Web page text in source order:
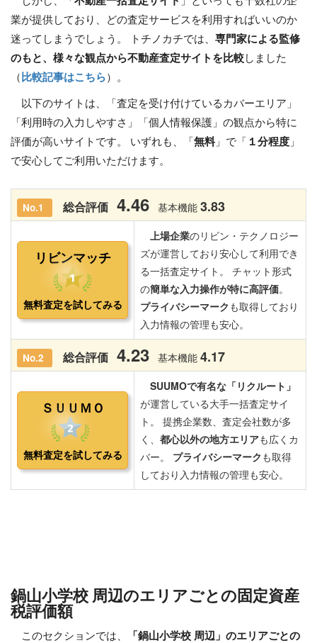
業が提供しており、どの査定サービスを利用すればいいのか
迷ってしまうでしょう。 トチノカチでは、 専門家による監修
のもと、様々な観点から不動産査定サイトを比較 しました
（ 比較記事はこちら ）。
以下のサイトは、「査定を受け付けているカバーエリア」
「利用時の入力しやすさ」「個人情報保護」の観点から特に
評価が高いサイトです。 いずれも、「 無料」で「 １分程度 」
で安心してご利用いただけます。
鍋山小学校 周辺のエリアごとの固定資産
税評価額
このセクションでは、
「鍋山小学校 周辺」のエリアごとの